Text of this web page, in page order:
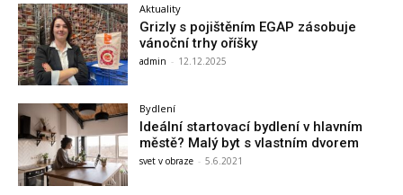
Aktuality
Grizly s pojištěním EGAP zásobuje
vánoční trhy oříšky
admin - 12.12.2025
Bydlení
Ideální startovací bydlení v hlavním
městě? Malý byt s vlastním dvorem
svet v obraze - 5.6.2021